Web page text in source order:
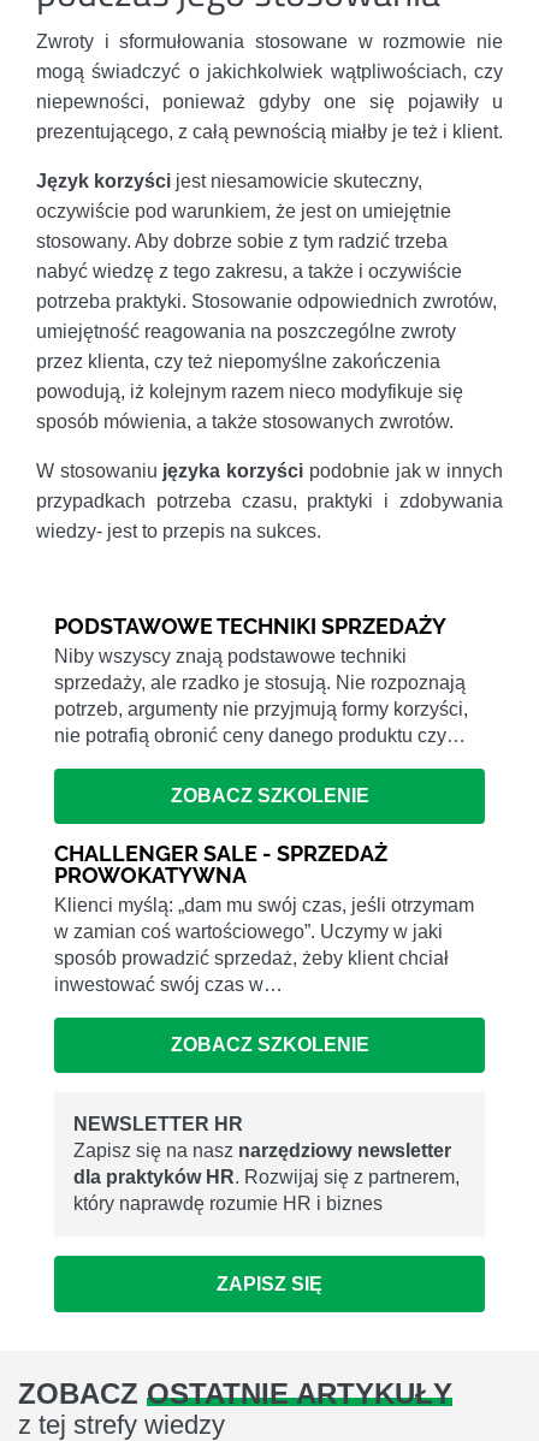
Zwroty i sformułowania stosowane w rozmowie nie
mogą świadczyć o jakichkolwiek wątpliwościach, czy
niepewności, ponieważ gdyby one się pojawiły u
prezentującego, z całą pewnością miałby je też i klient.
Język korzyści jest niesamowicie skuteczny,
oczywiście pod warunkiem, że jest on umiejętnie
stosowany. Aby dobrze sobie z tym radzić trzeba
nabyć wiedzę z tego zakresu, a także i oczywiście
potrzeba praktyki. Stosowanie odpowiednich zwrotów,
umiejętność reagowania na poszczególne zwroty
przez klienta, czy też niepomyślne zakończenia
powodują, iż kolejnym razem nieco modyfikuje się
sposób mówienia, a także stosowanych zwrotów.
W stosowaniu języka korzyści podobnie jak w innych
przypadkach potrzeba czasu, praktyki i zdobywania
wiedzy- jest to przepis na sukces.
PODSTAWOWE TECHNIKI SPRZEDAŻY
Niby wszyscy znają podstawowe techniki
sprzedaży, ale rzadko je stosują. Nie rozpoznają
potrzeb, argumenty nie przyjmują formy korzyści,
nie potrafią obronić ceny danego produktu czy…
ZOBACZ SZKOLENIE
CHALLENGER SALE - SPRZEDAŻ
PROWOKATYWNA
Klienci myślą: „dam mu swój czas, jeśli otrzymam
w zamian coś wartościowego”. Uczymy w jaki
sposób prowadzić sprzedaż, żeby klient chciał
inwestować swój czas w…
ZOBACZ SZKOLENIE
NEWSLETTER HR
Zapisz się na nasz narzędziowy newsletter
dla praktyków HR. Rozwijaj się z partnerem,
który naprawdę rozumie HR i biznes
ZAPISZ SIĘ
ZOBACZ OSTATNIE ARTYKUŁY
z tej strefy wiedzy